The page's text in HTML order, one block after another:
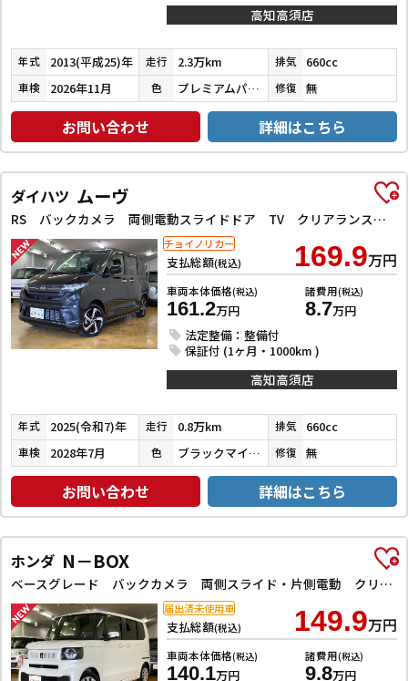
高知高須店
年式 2013(平成25)年 走行 2.3万km 排気 660cc
車検 2026年11月 色 プレミアムパープルパール 修復 無
お問い合わせ 詳細はこちら
ダイハツ ムーヴ
RS バックカメラ 両側電動スライドドア TV クリアランスソナー オートクルーズコントロール 衝突被害軽減システム オートライト LEDヘッドランプ スマートキー アイドリングストップ 電動格納ミラー
支払総額(税込) 169.9万円
車両本体価格(税込)
161.2万円
諸費用(税込)
8.7万円
法定整備：整備付
保証付 (1ヶ月・1000km )
チョイノリカー
高知高須店
年式 2025(令和7)年 走行 0.8万km 排気 660cc
車検 2028年7月 色 ブラックマイカメタリック 修復 無
お問い合わせ 詳細はこちら
ホンダ N－BOX
ベースグレード バックカメラ 両側スライド・片側電動 クリアランスソナー オートクルーズコントロール レーンアシスト 衝突被害軽減システム オートライト LEDヘッドランプ スマートキー アイドリングストップ
支払総額(税込) 149.9万円
車両本体価格(税込)
140.1万円
諸費用(税込)
9.8万円
届出済未使用車